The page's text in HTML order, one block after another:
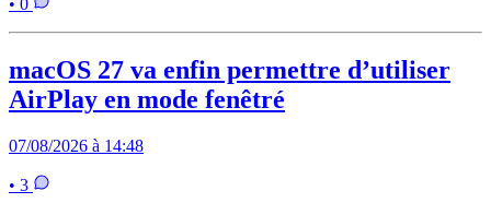
• 0
macOS 27 va enfin permettre d’utiliser
AirPlay en mode fenêtré
07/08/2026 à 14:48
• 3